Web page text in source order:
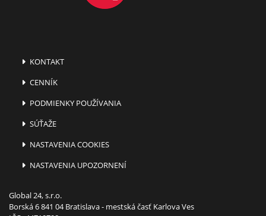
KONTAKT
CENNÍK
PODMIENKY POUŽÍVANIA
SÚŤAŽE
NASTAVENIA COOKIES
NASTAVENIA UPOZORNENÍ
Global 24, s.r.o.
Borská 6 841 04 Bratislava - mestská časť Karlova Ves